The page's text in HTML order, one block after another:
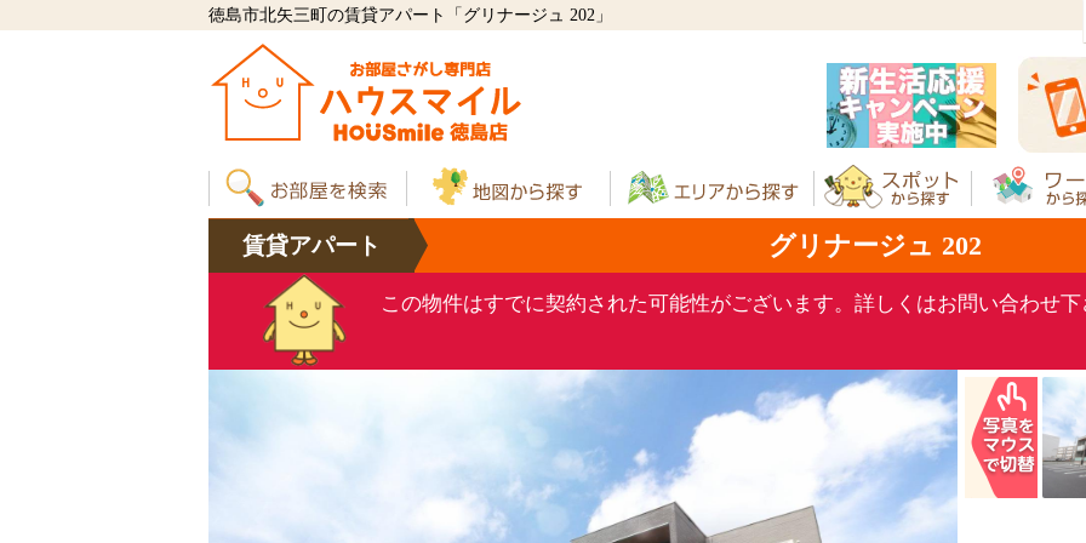
徳島市北矢三町の賃貸アパート「グリナージュ 202」
賃貸アパート グリナージュ 202
この物件はすでに契約された可能性がございます。詳しくはお問い合わせ